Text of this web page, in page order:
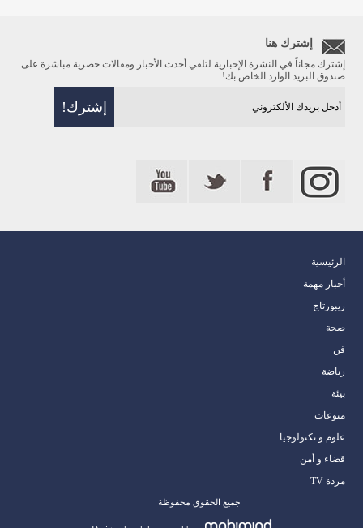
إشترك هنا
إشترك مجاناً في النشرة الإخبارية لتلقي أحدث الأخبار ومقالات حصرية مباشرة على
صندوق البريد الوارد الخاص بك!
الرئيسية
أخبار مهمة
ريبورتاج
صحة
فن
رياضة
بيئة
منوعات
علوم و تكنولوجيا
قضاء و أمن
مردة TV
جميع الحقوق محفوظة